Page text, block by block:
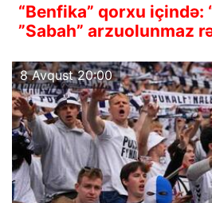
“Benfika” qorxu içində:
”Sabah” arzuolunmaz
8 Avqust 20:00